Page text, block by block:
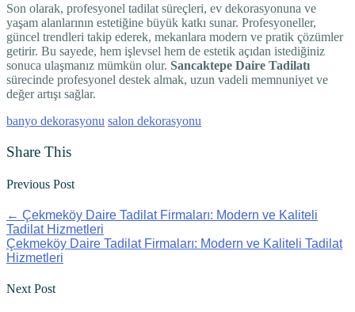
Son olarak, profesyonel tadilat süreçleri, ev dekorasyonuna ve
yaşam alanlarının estetiğine büyük katkı sunar. Profesyoneller,
güncel trendleri takip ederek, mekanlara modern ve pratik çözümler
getirir. Bu sayede, hem işlevsel hem de estetik açıdan istediğiniz
sonuca ulaşmanız mümkün olur. Sancaktepe Daire Tadilatı
sürecinde profesyonel destek almak, uzun vadeli memnuniyet ve
değer artışı sağlar.
banyo dekorasyonu salon dekorasyonu
Share This
Previous Post
← Çekmeköy Daire Tadilat Firmaları: Modern ve Kaliteli
Tadilat Hizmetleri
Çekmeköy Daire Tadilat Firmaları: Modern ve Kaliteli Tadilat
Hizmetleri
Next Post